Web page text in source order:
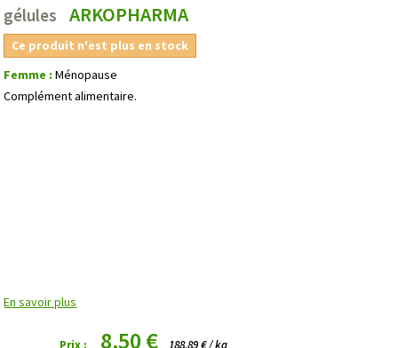
gélules
ARKOPHARMA
Ce produit n'est plus en stock
Femme :Ménopause
Complément alimentaire.
En savoir plus
Prix : 8,50 € 188,89 € / kg